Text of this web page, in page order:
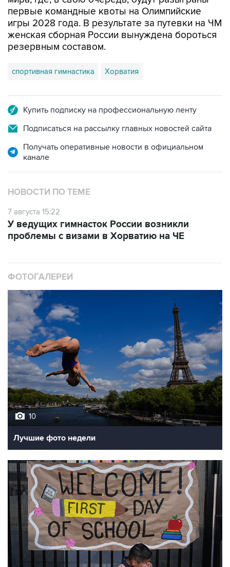
первые командные квоты на Олимпийские
игры 2028 года. В результате за путевки на ЧМ
женская сборная России вынуждена бороться
резервным составом.
спортивная гимнастика Хорватия
Купить подписку на профессиональную ленту
Подписаться на рассылку главных новостей сайта
Получать оперативные новости в официальном
канале
НОВОСТИ ПО ТЕМЕ
7 августа 15:22
У ведущих гимнасток России возникли
проблемы с визами в Хорватию на ЧЕ
ФОТОГАЛЕРЕИ
10
Лучшие фото недели